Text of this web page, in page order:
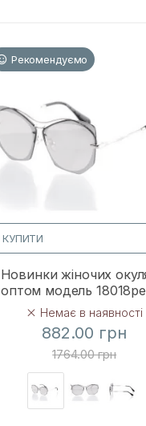
Рекомендуємо
КУПИТИ
Новинки жіночих
оптом модель
Немає в наявності
882.00 грн
1764.00 грн